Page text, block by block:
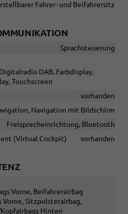
Fahrer- und Beifahrersitz
Sprachsteuerung
DAB, Farbdisplay,
Touchscreen
vorhanden
Navigation mit Bildschirm
Freisprecheinrichtung, Bluetooth
(Virtual Cockpit)
vorhanden
Vorne, Beifahrerairbag
Vorne, Sitzpolsterairbag,
Hinten